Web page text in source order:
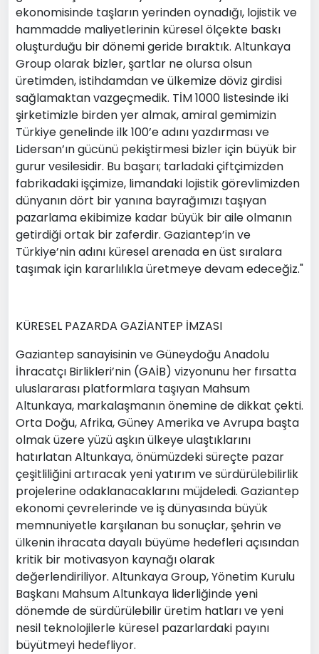
ekonomisinde taşların yerinden oynadığı, lojistik ve
hammadde maliyetlerinin küresel ölçekte baskı
oluşturduğu bir dönemi geride bıraktık. Altunkaya
Group olarak bizler, şartlar ne olursa olsun
üretimden, istihdamdan ve ülkemize döviz girdisi
sağlamaktan vazgeçmedik. TİM 1000 listesinde iki
şirketimizle birden yer almak, amiral gemimizin
Türkiye genelinde ilk 100’e adını yazdırması ve
Lidersan’ın gücünü pekiştirmesi bizler için büyük bir
gurur vesilesidir. Bu başarı; tarladaki çiftçimizden
fabrikadaki işçimize, limandaki lojistik görevlimizden
dünyanın dört bir yanına bayrağımızı taşıyan
pazarlama ekibimize kadar büyük bir aile olmanın
getirdiği ortak bir zaferdir. Gaziantep’in ve
Türkiye’nin adını küresel arenada en üst sıralara
taşımak için kararlılıkla üretmeye devam edeceğiz."
KÜRESEL PAZARDA GAZİANTEP İMZASI
Gaziantep sanayisinin ve Güneydoğu Anadolu
İhracatçı Birlikleri’nin (GAİB) vizyonunu her fırsatta
uluslararası platformlara taşıyan Mahsum
Altunkaya, markalaşmanın önemine de dikkat çekti.
Orta Doğu, Afrika, Güney Amerika ve Avrupa başta
olmak üzere yüzü aşkın ülkeye ulaştıklarını
hatırlatan Altunkaya, önümüzdeki süreçte pazar
çeşitliliğini artıracak yeni yatırım ve sürdürülebilirlik
projelerine odaklanacaklarını müjdeledi. Gaziantep
ekonomi çevrelerinde ve iş dünyasında büyük
memnuniyetle karşılanan bu sonuçlar, şehrin ve
ülkenin ihracata dayalı büyüme hedefleri açısından
kritik bir motivasyon kaynağı olarak
değerlendiriliyor. Altunkaya Group, Yönetim Kurulu
Başkanı Mahsum Altunkaya liderliğinde yeni
dönemde de sürdürülebilir üretim hatları ve yeni
nesil teknolojilerle küresel pazarlardaki payını
büyütmeyi hedefliyor.